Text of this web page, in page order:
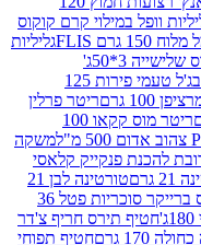
קרם קוקוס
גליליות
סניקרס שלישייה 3*50ג'
סקיטלס GIANTS סוכריות ממולאות בג'ל טעמי פירות 125
ריטר פרלין
ריטר מוס קקאו 100
משקה
קלאסי
טורטינה לבן 21
אייס ברייקר סוכריות פטל 36
חריף צ'דר
חטיף תפוחי